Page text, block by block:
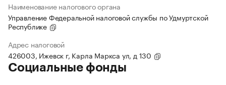
Наименование налогового органа
Управление Федеральной налоговой службы по Удмуртской
Республике
Адрес налоговой
426003, Ижевск г, Карла Маркса ул, д 130
Социальные фонды